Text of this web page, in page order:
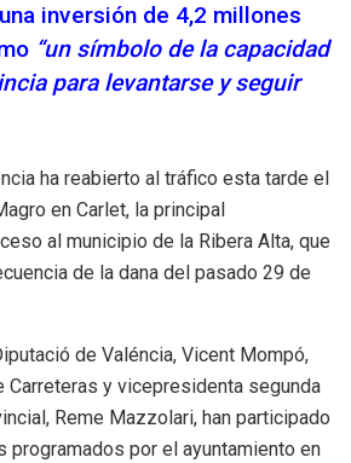
inversión de 4,2 millones
“un símbolo de la capacidad
para levantarse y seguir
ha reabierto al tráfico esta tarde el
en Carlet, la principal
al municipio de la Ribera Alta, que
de la dana del pasado 29 de
de Valéncia, Vicent Mompó,
Carreteras y vicepresidenta segunda
Reme Mazzolari, han participado
por el ayuntamiento en